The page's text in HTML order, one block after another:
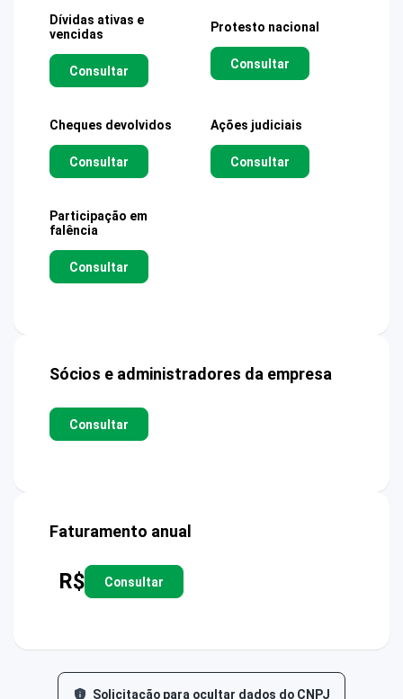
Dívidas ativas e
vencidas
Consultar
Protesto nacional
Consultar
Cheques devolvidos
Consultar
Ações judiciais
Consultar
Participação em
falência
Consultar
Sócios e administradores da empresa
Consultar
Faturamento anual
R$ Consultar
Solicitação para ocultar dados do CNPJ